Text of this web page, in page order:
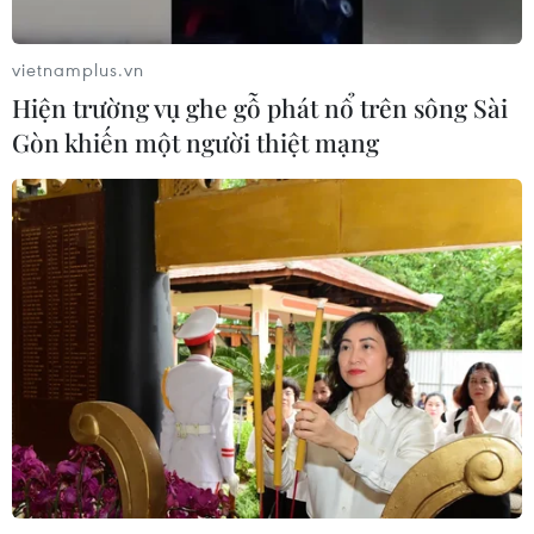
Mỹ cấm xuất khẩu vật liệu pin tái chế
và phế liệu vonfram trong một năm
05/08/2026 06:53
Brazil hạ cấp quan hệ với Argentina,
căng thẳng ngoại giao với Mỹ
05/08/2026 03:55
Xem thêm
vietnamplus.vn
Hiện trường vụ ghe gỗ phát nổ trên sông Sài
Gòn khiến một người thiệt mạng